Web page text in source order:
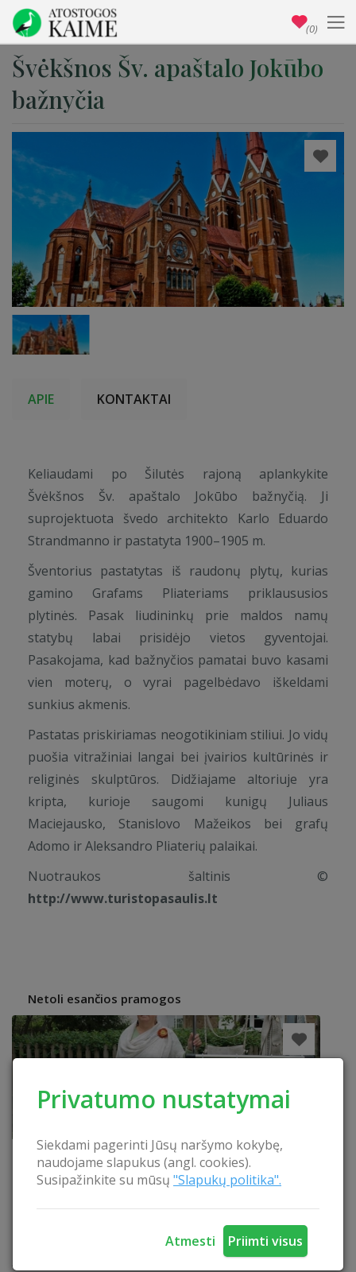
Privatumo nustatymai
Siekdami pagerinti Jūsų naršymo kokybę,
naudojame slapukus (angl. cookies).
Susipažinkite su mūsų "Slapukų politika".
Atmesti Priimti visus
Švėkšnos Šv. apaštalo Jokūbo
bažnyčia
APIE KONTAKTAI
Keliaudami po Šilutės rajoną aplankykite
Švėkšnos Šv. apaštalo Jokūbo bažnyčią. Ji
suprojektuota švedo architekto Karlo Eduardo
Strandmanno ir pastatyta 1900–1905 m.
Šventorius pastatytas iš raudonų plytų, kurias
gamino Grafams Pliateriams priklaususios
plytinės. Pasak liudininkų prie maldos namų
statybų labai prisidėjo vietos gyventojai.
Pasakojama, kad bažnyčios pamatai buvo kasami
vien moterų, o vyrai pagelbėdavo iškeldami
sunkius akmenis.
Pastatas priskiriamas neogotikiniam stiliui. Jo vidų
puošia vitražiniai langai bei įvairios kultūrinės ir
religinės skulptūros. Didžiajame altoriuje yra
kripta, kurioje saugomi kunigų Juliaus
Maciejausko, Stanislovo Mažeikos bei grafų
Adomo ir Aleksandro Pliaterių palaikai.
Nuotraukos šaltinis ©
http://www.turistopasaulis.lt
Netoli esančios pramogos
(0)